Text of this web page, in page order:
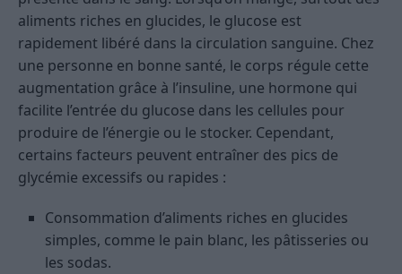
aliments riches en glucides, le glucose est
rapidement libéré dans la circulation sanguine. Chez
une personne en bonne santé, le corps régule cette
augmentation grâce à l’insuline, une hormone qui
facilite l’entrée du glucose dans les cellules pour
produire de l’énergie ou le stocker. Cependant,
certains facteurs peuvent entraîner des pics de
glycémie excessifs ou rapides :
Consommation d’aliments riches en glucides
simples, comme le pain blanc, les pâtisseries ou
les sodas.